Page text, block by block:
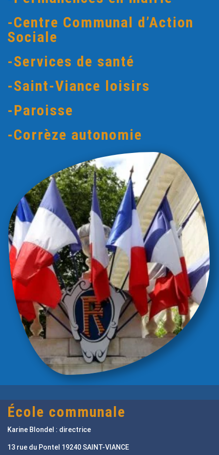
-Centre Communal d’Action
Sociale
-Services de santé
-Saint-Viance loisirs
-Paroisse
-Corrèze autonomie
École communale
Karine Blondel : directrice
13 rue du Pontel 19240 SAINT-VIANCE